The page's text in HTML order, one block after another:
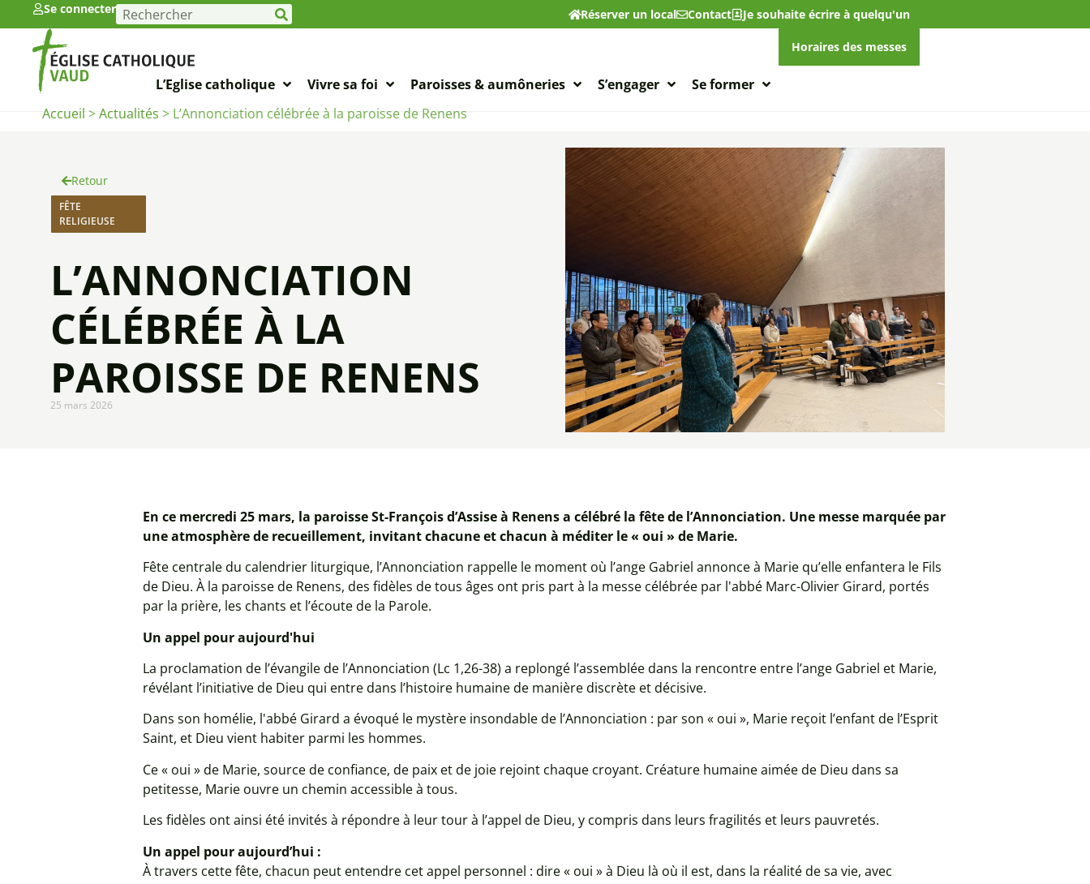
Se connecter Réserver un local Contact Je souhaite écrire à quelqu'un
L’Eglise catholique Vivre sa foi Paroisses & aumôneries S’engager Se former
Horaires des messes
Accueil >Actualités > L’Annonciation célébrée à la paroisse de Renens
Retour
FÊTE
RELIGIEUSE
L’ANNONCIATION
CÉLÉBRÉE À LA
PAROISSE DE RENENS
25 mars 2026
En ce mercredi 25 mars, la paroisse St-François d’Assise à Renens a célébré la fête de l’Annonciation. Une messe marquée par
une atmosphère de recueillement, invitant chacune et chacun à méditer le « oui » de Marie.
Fête centrale du calendrier liturgique, l’Annonciation rappelle le moment où l’ange Gabriel annonce à Marie qu’elle enfantera le Fils
de Dieu. À la paroisse de Renens, des fidèles de tous âges ont pris part à la messe célébrée par l'abbé Marc-Olivier Girard, portés
par la prière, les chants et l’écoute de la Parole.
Un appel pour aujourd'hui
La proclamation de l’évangile de l’Annonciation (Lc 1,26-38) a replongé l’assemblée dans la rencontre entre l’ange Gabriel et Marie,
révélant l’initiative de Dieu qui entre dans l’histoire humaine de manière discrète et décisive.
Dans son homélie, l'abbé Girard a évoqué le mystère insondable de l’Annonciation : par son « oui », Marie reçoit l’enfant de l’Esprit
Saint, et Dieu vient habiter parmi les hommes.
Ce « oui » de Marie, source de confiance, de paix et de joie rejoint chaque croyant. Créature humaine aimée de Dieu dans sa
petitesse, Marie ouvre un chemin accessible à tous.
Les fidèles ont ainsi été invités à répondre à leur tour à l’appel de Dieu, y compris dans leurs fragilités et leurs pauvretés.
Un appel pour aujourd’hui :
À travers cette fête, chacun peut entendre cet appel personnel : dire « oui » à Dieu là où il est, dans la réalité de sa vie, avec